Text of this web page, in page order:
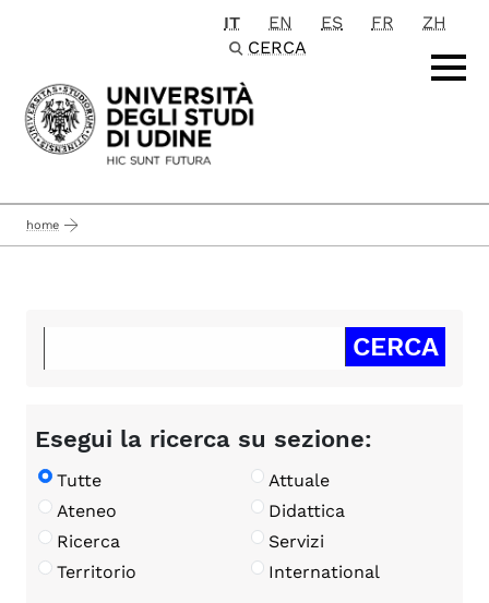
Passa al contenuto principale
IT EN ES FR
ZH
CERCA
home
Esegui la ricerca su sezione:
Tutte
Attuale
Ateneo
Didattica
Ricerca
Servizi
Territorio
International